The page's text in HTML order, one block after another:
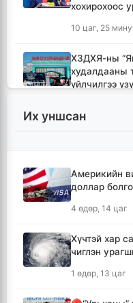
хохирохоос
10 цаг, 25
ХЗДХЯ-ны
худалдааны
үйлчилгээ
10 цаг, 59
11 цаг, 25
амиа
12 цаг, 17
Их уншсан
Америкийн
доллар
4 өдөр, 14 цаг
Хүчтэй хар
чиглэн
1 өдөр, 13 цаг